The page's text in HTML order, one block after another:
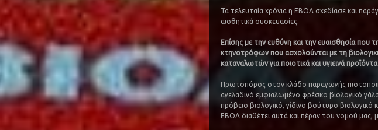
Τα τελευταία χρόνια η ΕΒΟΛ σχεδίασε και
αισθητικά συσκευασίες.
Επίσης με την ευθύνη και την ευαισθησία που
κτηνοτρόφων που ασχολούνται με τη
καταναλωτών για ποιοτικά και υγιεινά
Πρωτοπόρος στον κλάδο παραγωγής
αγελαδινό εμφιαλωμένο φρέσκο βιολογικό
πρόβειο βιολογικό, γίδινο βούτυρο βιολογικό
ΕΒΟΛ διαθέτει αυτά και πέραν του νομού μας,